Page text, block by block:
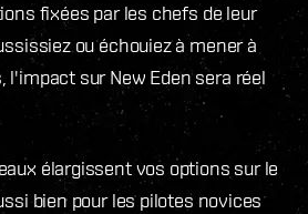
fixées par les chefs de leur
ou échouiez à mener à
l'impact sur New Eden sera réel
élargissent vos options sur le
bien pour les pilotes novices